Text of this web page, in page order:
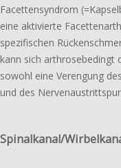
Facetten­­syndrom
eine akti­vier­te
spezifischen
kann sich arthrose­bedingt
sowohl eine Verengung
und des
Spinalkanal/